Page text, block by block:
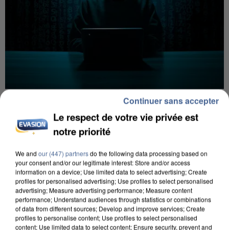
Les données de 300 000 clients dérobées à
Intermarché après une...
Les données bancaires ne seraient pas
concernées.
Le respect de votre vie privée est
notre priorité
We and our (447) partnersdo the following data processing based on
your consent and/or our legitimate interest: Store and/or access
information on a device; Use limited data to select advertising; Create
profiles for personalised advertising; Use profiles to select personalised
advertising; Measure advertising performance; Measure content
performance; Understand audiences through statistics or combinations
of data from different sources; Develop and improve services; Create
profiles to personalise content; Use profiles to select personalised
content; Use limited data to select content; Ensure security, prevent and
Continuer sans accepter